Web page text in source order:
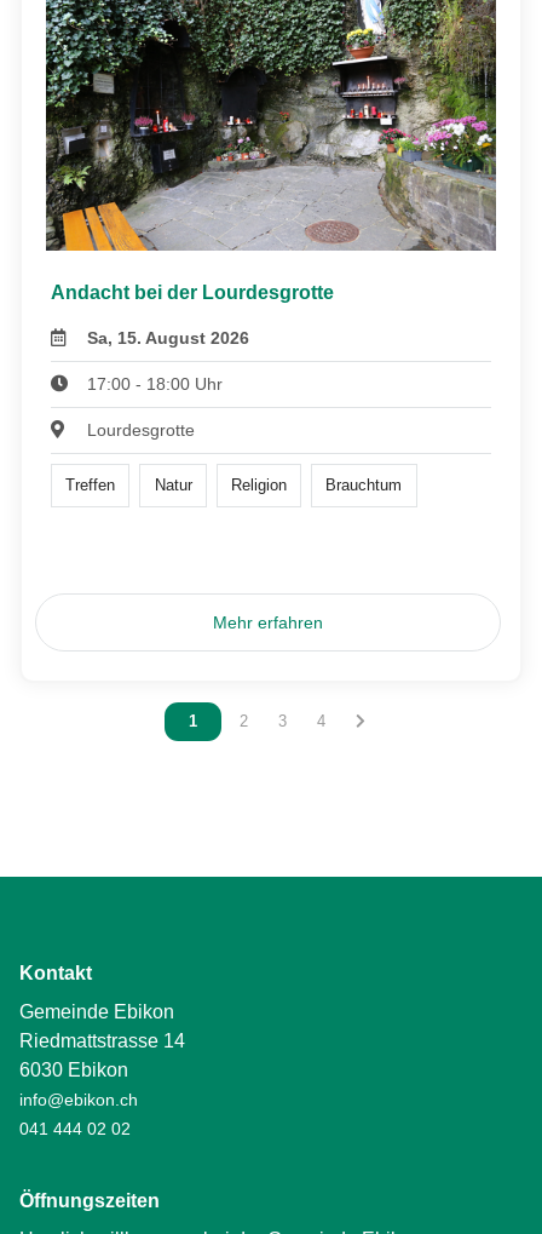
Andacht bei der Lourdesgrotte
Sa, 15. August 2026
17:00 - 18:00 Uhr
Lourdesgrotte
Treffen Natur Religion Brauchtum
Mehr erfahren
Vous êtes sur la page
1 Vous êtes sur la page
2 Vous êtes sur la page
3 Vous êtes sur la page
4
Kontakt
Gemeinde Ebikon
Riedmattstrasse 14
6030 Ebikon
info@ebikon.ch
041 444 02 02
Öffnungszeiten